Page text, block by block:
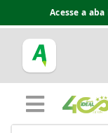
Acesse a